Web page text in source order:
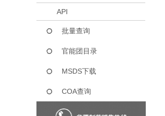
API
批量查询
官能团目录
MSDS下载
COA查询